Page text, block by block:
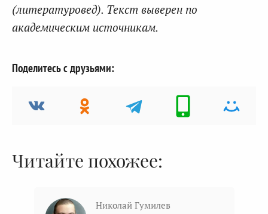
(литературовед). Текст выверен по
академическим источникам.
Поделитесь с друзьями:
Читайте похожее:
Николай Гумилев